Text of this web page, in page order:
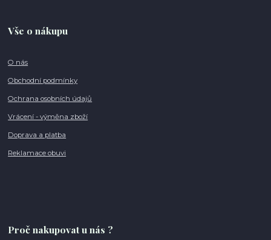
Vše o nákupu
O nás
Obchodní podmínky
Ochrana osobních údajů
Vrácení - výměna zboží
Doprava a platba
Reklamace obuvi
Proč nakupovat u nás ?